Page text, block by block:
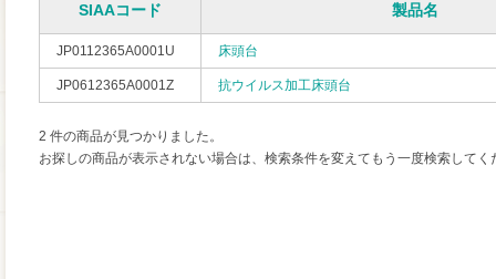
SIAAコード 製品名
JP0112365A0001U 床頭台
JP0612365A0001Z 抗ウイルス加工床頭台
2 件の商品が見つかりました。
お探しの商品が表示されない場合は、検索条件を変えてもう一度検索してく